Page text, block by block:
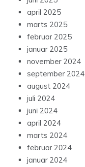
april 2025
marts 2025
februar 2025
januar 2025
november 2024
september 2024
august 2024
juli 2024
juni 2024
april 2024
marts 2024
februar 2024
januar 2024